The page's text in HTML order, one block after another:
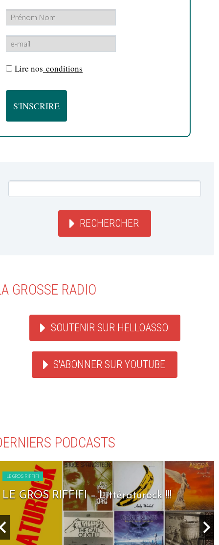
Lire nos conditions
RECHERCHER
GROSSE RADIO
SOUTENIR SUR HELLOASSO
S'ABONNER SUR YOUTUBE
PODCASTS
LE GROS RIFFIFI
LE GROS RIFFIFI – Littératurock !!!